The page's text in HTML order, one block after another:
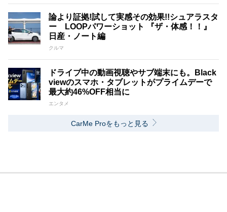
論より証拠!試して実感その効果!!シュアラスタ
ー LOOPパワーショット 『ザ・体感！！』
日産・ノート編
クルマ
ドライブ中の動画視聴やサブ端末にも。Black
viewのスマホ・タブレットがプライムデーで
最大約46%OFF相当に
エンタメ
CarMe Proをもっと見る